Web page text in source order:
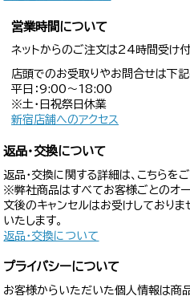
営業時間について
ネットからのご注文は24時間受け付
店頭でのお受取りやお問合せは下記
平日：9:00〜18:00
※土・日祝祭日休業
新宿店舗へのアクセス
返品・交換について
返品・交換に関する詳細は、こちらを
※弊社商品はすべてお客様ごとのオー
文後のキャンセルはお受けしており
いたします。
返品・交換について
プライバシーについて
お客様からいただいた個人情報は商